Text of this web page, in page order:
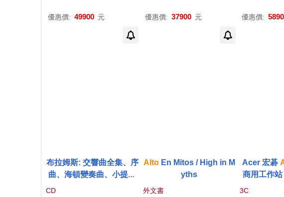
優惠價: 49900 元 優惠價: 37900 元 優惠價:
布拉姆斯: 交響曲全集、序
曲、海頓變奏曲、小提琴
協奏曲等 / 巴倫波因〈鋼
CD
AltoEn Mitos / High in M
yths
外文書
Acer 宏碁
商用工作
G/
3C